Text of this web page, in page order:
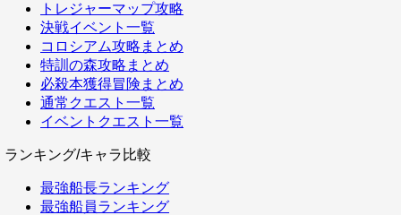
トレジャーマップ攻略
決戦イベント一覧
コロシアム攻略まとめ
特訓の森攻略まとめ
必殺本獲得冒険まとめ
通常クエスト一覧
イベントクエスト一覧
ランキング/キャラ比較
最強船長ランキング
最強船員ランキング